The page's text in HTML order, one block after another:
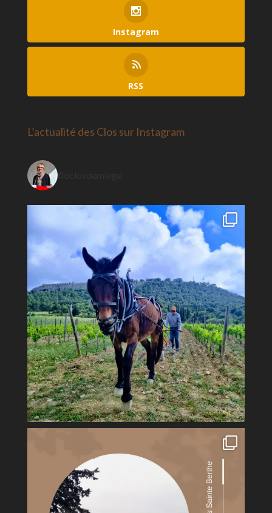
Instagram
RSS
L’actualité des Clos sur Instagram
floclosdemiege